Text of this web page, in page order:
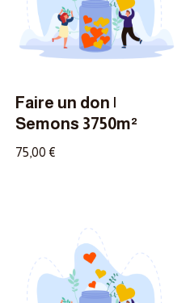
Faire un don |
Semons 3750m²
75,00 €